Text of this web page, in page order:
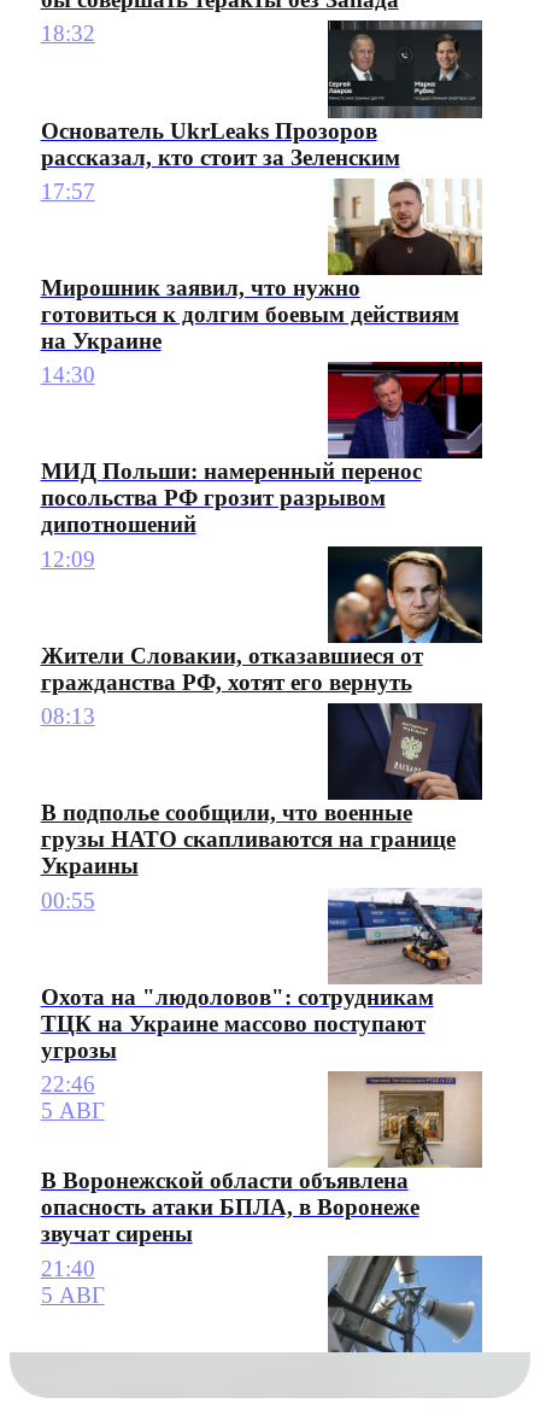
18:32
Основатель UkrLeaks Прозоров
рассказал, кто стоит за Зеленским
17:57
Мирошник заявил, что нужно
готовиться к долгим боевым действиям
на Украине
14:30
МИД Польши: намеренный перенос
посольства РФ грозит разрывом
дипотношений
12:09
Жители Словакии, отказавшиеся от
гражданства РФ, хотят его вернуть
08:13
В подполье сообщили, что военные
грузы НАТО скапливаются на границе
Украины
00:55
Охота на "людоловов": сотрудникам
ТЦК на Украине массово поступают
угрозы
22:46
5 АВГ
В Воронежской области объявлена
опасность атаки БПЛА, в Воронеже
звучат сирены
21:40
5 АВГ